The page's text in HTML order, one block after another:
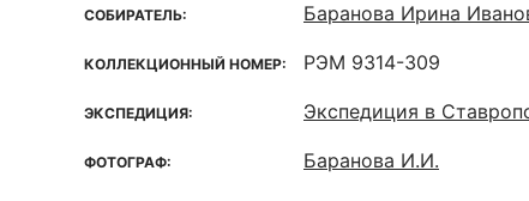
СОБИРАТЕЛЬ: Баранова Ирина
КОЛЛЕКЦИОННЫЙ НОМЕР: РЭМ 9314-309
ЭКСПЕДИЦИЯ: Экспедиция в
ФОТОГРАФ: Баранова И.И.